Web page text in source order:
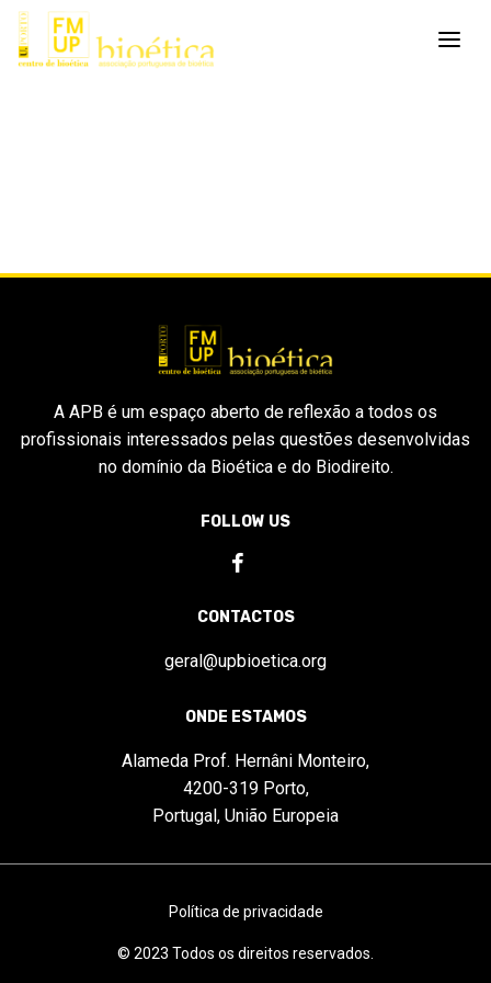
A APB é um espaço aberto de reflexão a todos os
profissionais interessados pelas questões desenvolvidas
no domínio da Bioética e do Biodireito.
FOLLOW US
CONTACTOS
geral@upbioetica.org
ONDE ESTAMOS
Alameda Prof. Hernâni Monteiro,
4200-319 Porto,
Portugal, União Europeia
© 2023 Todos os direitos reservados.
Política de privacidade